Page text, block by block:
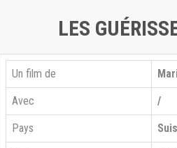
LES
Un film de
Avec /
Pays